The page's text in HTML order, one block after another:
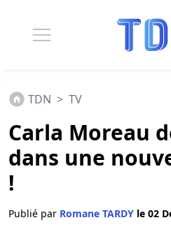
TDN > TV
Carla Moreau
dans une
!
Publié par Romane TARDY le 02